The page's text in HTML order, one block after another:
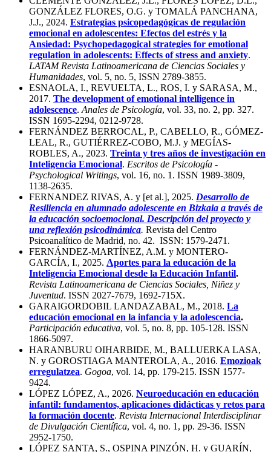
GONZÁLEZ FLORES, O.G. y TOMALÁ PANCHANA,
J.J., 2024. Estrategias psicopedagógicas de regulación
emocional en adolescentes: Efectos del estrés y la
Ansiedad: Psychopedagogical strategies for emotional
regulation in adolescents: Effects of stress and anxiety.
LATAM Revista Latinoamericana de Ciencias Sociales y
Humanidades, vol. 5, no. 5, ISSN 2789-3855.
ESNAOLA, I., REVUELTA, L., ROS, I. y SARASA, M.,
2017. The development of emotional intelligence in
adolescence.Anales de Psicología, vol. 33, no. 2, pp. 327.
ISSN 1695-2294, 0212-9728.
FERNÁNDEZ BERROCAL, P., CABELLO, R., GÓMEZ-
LEAL, R., GUTIÉRREZ-COBO, M.J. y MEGÍAS-
ROBLES, A., 2023. Treinta y tres años de investigación en
Inteligencia Emocional. Escritos de Psicología -
Psychological Writings, vol. 16, no. 1. ISSN 1989-3809,
1138-2635.
FERNANDEZ RIVAS, A. y [et al.], 2025. Desarrollo de
Resiliencia en alumnado adolescente en Bizkaia a través de
la educación socioemocional. Descripción del proyecto y
una reflexión psicodinámica. Revista del Centro
Psicoanalítico de Madrid, no. 42. ISSN: 1579-2471.
FERNÁNDEZ-MARTÍNEZ, A.M. y MONTERO-
GARCÍA, I., 2025. Aportes para la educación de la
Inteligencia Emocional desde la Educación Infantil.
Revista Latinoamericana de Ciencias Sociales, Niñez y
Juventud. ISSN 2027-7679, 1692-715X.
GARAIGORDOBIL LANDAZABAL, M., 2018. La
educación emocional en la infancia y la adolescencia.
Participación educativa, vol. 5, no. 8, pp. 105-128. ISSN
1866-5097.
HARANBURU OIHARBIDE, M., BALLUERKA LASA,
N. y GOROSTIAGA MANTEROLA, A., 2016. Emozioak
erregulatzea. Gogoa, vol. 14, pp. 179-215. ISSN 1577-
9424.
LÓPEZ LÓPEZ, A., 2026. Neuroeducación en educación
infantil: fundamentos, aplicaciones didácticas y retos para
la formación docente. Revista Internacional Interdisciplinar
de Divulgación Científica, vol. 4, no. 1, pp. 29-36. ISSN
2952-1750.
LÓPEZ SANTA, S., OSPINA PINZÓN, H. y GUARÍN,